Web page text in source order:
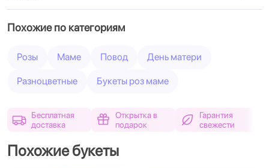
Похожие по категориям
Розы Маме Повод День матери
Разноцветные Букеты роз маме
Бесплатная
доставка
Открытка в
подарок
Гарантия
свежести
Похожие букеты